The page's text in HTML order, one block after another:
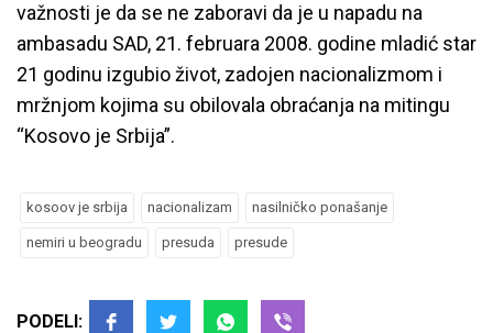
važnosti je da se ne zaboravi da je u napadu na
ambasadu SAD, 21. februara 2008. godine mladić star
21 godinu izgubio život, zadojen nacionalizmom i
mržnjom kojima su obilovala obraćanja na mitingu
“Kosovo je Srbija”.
kosoov je srbija nacionalizam nasilničko ponašanje
nemiri u beogradu presuda presude
PODELI: